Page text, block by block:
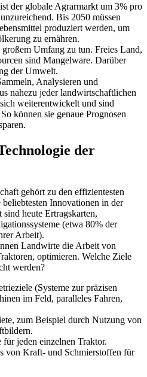
der globale Agrarmarkt um 3% pro
Bis 2050 müssen
produziert werden, um
zu ernähren.
Umfang zu tun. Freies Land,
sind Mangelware. Darüber
der Umwelt.
Analysieren und
nahezu jeder landwirtschaftlichen
weiterentwickelt und sind
können sie genaue Prognosen
der
gehört zu den effizientesten
Innovationen in der
heute Ertragskarten,
(etwa 80% der
Arbeit).
Landwirte die Arbeit von
optimieren. Welche Ziele
werden?
(Systeme zur präzisen
im Feld, paralleles Fahren,
zum Beispiel durch Nutzung von
jeden einzelnen Traktor.
von Kraft- und Schmierstoffen für